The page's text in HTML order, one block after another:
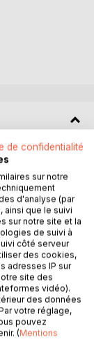
de confidentialité
sur notre
d'analyse (par
que le suivi
sur notre site et la
de suivi à
côté serveur
des cookies,
adresses IP sur
site des
vidéo).
des données
votre réglage,
pouvez
(Mentions